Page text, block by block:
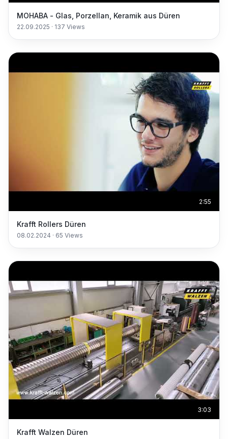
MOHABA - Glas, Porzellan, Keramik aus Düren
22.09.2025 · 137 Views
2:55
Krafft Rollers Düren
08.02.2024 · 65 Views
3:03
Krafft Walzen Düren